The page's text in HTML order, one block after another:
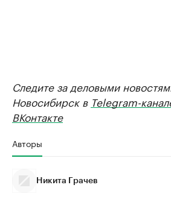
Следите за деловыми
Новосибирск в Telegram-
ВКонтакте
Авторы
Никита Грачев